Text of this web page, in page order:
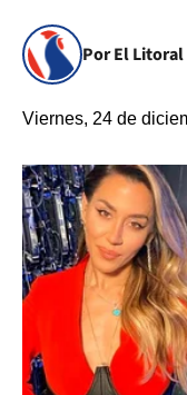
Por El Litoral
Viernes, 24 de